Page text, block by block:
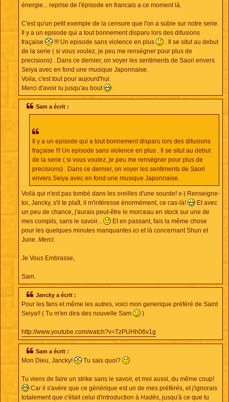
énergie... reprise de l'épisode en francais a ce moment là.
C'est qu'un petit exemple de la censure que l'on a subie sur notre serie.
Il y a un episode qui a tout bonnement disparu lors des difusions
fraçaise
!!! Un episode sans violence en plus
. Il se situt au debut
de la serie ( si vous voulez, je peu me renségner pour plus de
precisions) . Dans ce dernier, on voyer les sentiments de Saori envers
Seiya avec en fond une musique Japonnaise.
Voila, c'est tout pour aujourd'hui.
Merci d'avoir lu jusqu'au bout
Sam a écrit :
Il y a un episode qui a tout bonnement disparu lors des difusions
fraçaise !!! Un episode sans violence en plus . Il se situt au debut
de la serie ( si vous voulez, je peu me renségner pour plus de
precisions) . Dans ce dernier, on voyer les sentiments de Saori
envers Seiya avec en fond une musique Japonnaise.
Voilà qui n'est pas tombé dans les oreilles d'une sourde! x-) Renseigne-
toi, Jancky, s'il te plaît, il m'intéresse énormément, ce cas-là!
Et avec
un peu de chance, j'aurais peut-être le morceau en stock sur une de
mes compils, sans le savoir...
Et en passant, fais la même chose
pour les quelques minutes manquantes ici et là concernant Shun et
June. Merci.
Je Vous Embrasse,
Sam.
Jancky a écrit :
Pour les fans et même les autres, voici mon generique préféré de Saint
Seiya!! ( Tu m'en dira des nouvelle Sam
)
http://www.youtube.com/watch?v=TzPUHh06v1g
Sam a écrit :
Mon Dieu, Jancky! Tu sais quoi?
Tu viens de faire un strike sans le savoir, et moi aussi, du même coup!
Car il s'avére que ce générique est un de mes préférés, et j'ignorais
totalement que c'était celui d'introduction à Hadés , jusqu'à ce que tu